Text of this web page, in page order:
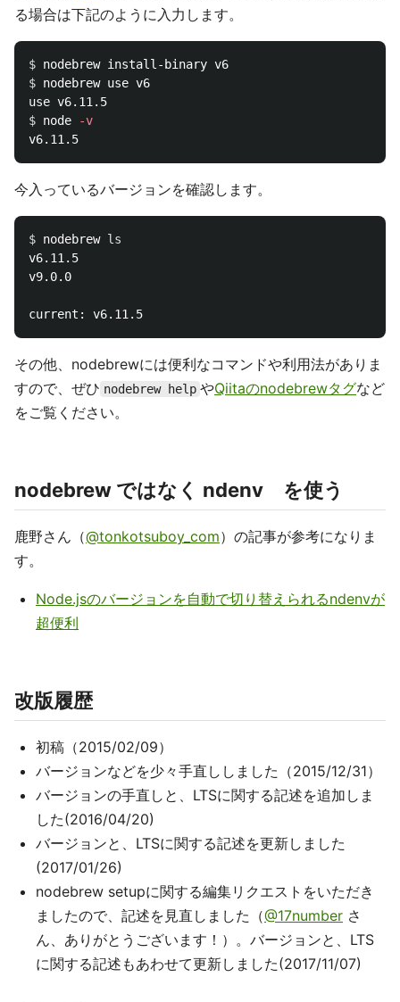
る場合は下記のように入力します。
$
$ nodebrew use v6
$ node
-v
今入っているバージョンを確認します。
$ nodebrew
v6.11.5
v9.0.0
その他、nodebrewには便利なコマンドや利用法がありま
すので、ぜひ nodebrew help やQiitaのnodebrewタグなど
をご覧ください。
nodebrew ではなく ndenv を使う
鹿野さん（@tonkotsuboy_com）の記事が参考になりま
す。
Node.jsのバージョンを自動で切り替えられるndenvが
超便利
改版履歴
初稿（2015/02/09）
バージョンなどを少々手直ししました（2015/12/31）
バージョンの手直しと、LTSに関する記述を追加しま
した(2016/04/20)
バージョンと、LTSに関する記述を更新しました
(2017/01/26)
nodebrew setupに関する編集リクエストをいただき
ましたので、記述を見直しました（@17number さ
ん、ありがとうございます！）。バージョンと、LTS
に関する記述もあわせて更新しました(2017/11/07)